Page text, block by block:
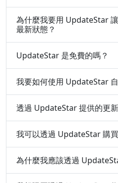
為什麼我要用 UpdateStar
最新狀態？
UpdateStar 是免費的嗎？
我要如何使用 UpdateStar
透過 UpdateStar 提供的更
我可以透過 UpdateStar 購
為什麼我應該透過